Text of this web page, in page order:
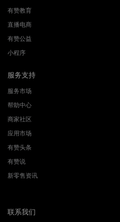
有赞教育
直播电商
有赞公益
小程序
服务支持
服务市场
帮助中心
商家社区
应用市场
有赞头条
有赞说
新零售资讯
联系我们